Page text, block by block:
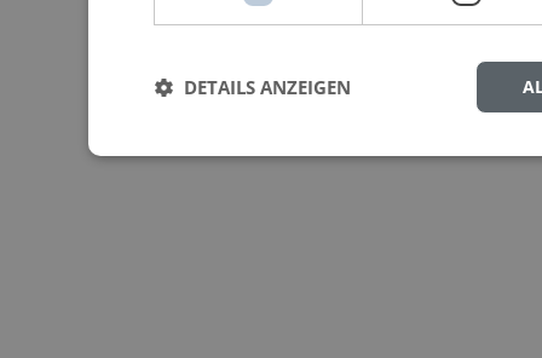
DETAILS ANZEIGEN